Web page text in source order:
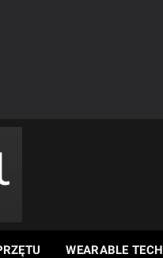
WEARABLE TECH